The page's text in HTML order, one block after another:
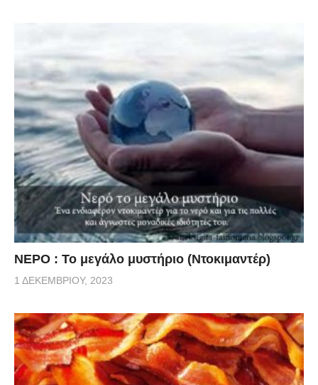
ΝΕΡΟ : Το μεγάλο μυστήριο (Ντοκιμαντέρ)
1 ΔΕΚΕΜΒΡΊΟΥ, 2023